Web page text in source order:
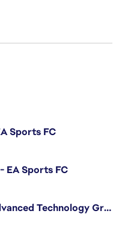
Sports FC
EA Sports FC
Senior Software Engineer - Advanced Technology Group